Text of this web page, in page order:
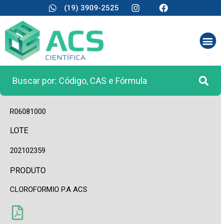
(19) 3909-2525
R06081000
LOTE
202102359
PRODUTO
CLOROFORMIO P.A ACS